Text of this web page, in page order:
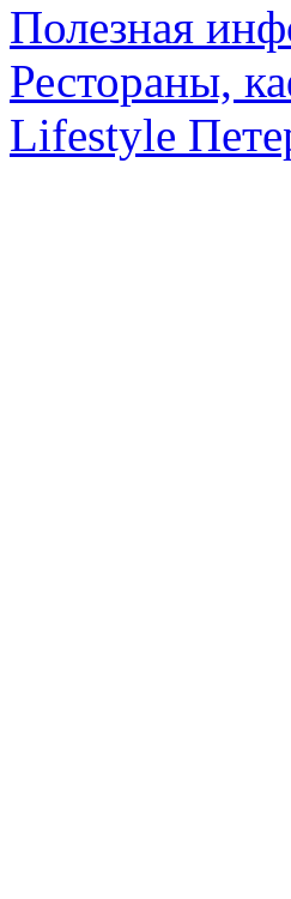
Полезная
Рестораны,
Lifestyle